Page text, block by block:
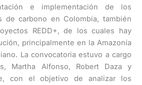
e implementación de los
de carbono en Colombia, también
REDD+, de los cuales hay
principalmente en la Amazonía
La convocatoria estuvo a cargo
Martha Alfonso, Robert Daza y
con el objetivo de analizar los